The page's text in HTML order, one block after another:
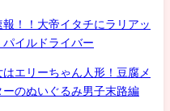
！！大帝イタチにラリアッ
パイルドライバー
エリーちゃん人形！豆腐メ
のぬいぐるみ男子末路編